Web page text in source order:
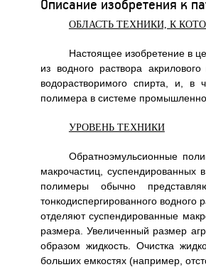
Описание изобретения к
ОБЛАСТЬ ТЕХНИКИ, К
Настоящее изобретение в
из водного раствора
водорастворимого спирта, и, в
полимера в системе
УРОВЕНЬ ТЕХНИКИ
Обратноэмульсионные
макрочастиц,
полимеры обычно
тонкодиспергированного
отделяют суспендированные
размера. Увеличенный размер
образом жидкость. Очистка
больших емкостях (например,